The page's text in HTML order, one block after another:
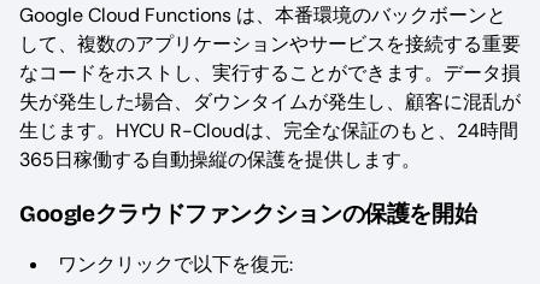
Google Cloud Functions は、本番環境のバックボーンと
して、複数のアプリケーションやサービスを接続する重要
なコードをホストし、実行することができます。データ損
失が発生した場合、ダウンタイムが発生し、顧客に混乱が
生じます。HYCU R-Cloudは、完全な保証のもと、24時間
365日稼働する自動操縦の保護を提供します。
Googleクラウドファンクションの保護を開始
ワンクリックで以下を復元: